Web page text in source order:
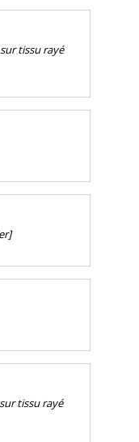
tissu rayé
tissu rayé